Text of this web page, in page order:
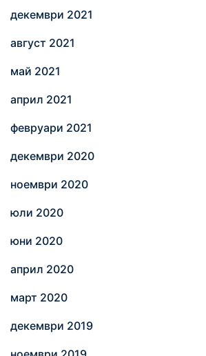
декември 2021
август 2021
май 2021
април 2021
февруари 2021
декември 2020
ноември 2020
юли 2020
юни 2020
април 2020
март 2020
декември 2019